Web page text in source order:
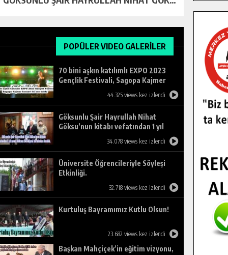
POPÜLER VIDEO GALERİLER
70 bini aşkın katılımlı EXPO 2023
Gençlik Festivali, Sagopa Kajmer
44.325 views kez izlendi
Göksunlu Şair Hayrullah Nihat
Göksu’nun kitabı vefatından 1 yıl
sonra Göksun Belediyesi tarafından
34.078 views kez izlendi
Üniversite Öğrencileriyle Söyleşi
Etkinliği.
32.718 views kez izlendi
Kurtuluş Bayramımız Kutlu Olsun!
23.682 views kez izlendi
Başkan Mahçiçek’in eğitim vizyonu,